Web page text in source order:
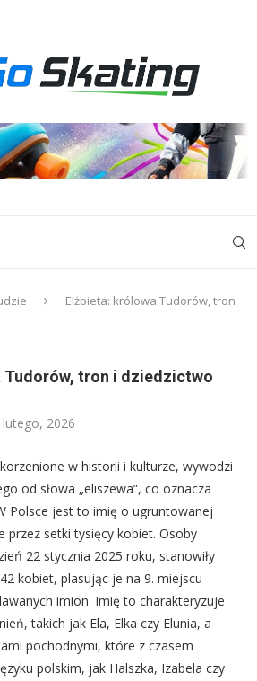
Elżbieta: królowa Tudorów, tron
Tudorów, tron i dziedzictwo
lutego, 2026
w historii i kulturze, wywodzi
od słowa „eliszewa”, co oznacza
Polsce jest to imię o ugruntowanej
przez setki tysięcy kobiet. Osoby
22 stycznia 2025 roku, stanowiły
kobiet, plasując je na 9. miejscu
imion. Imię to charakteryzuje
takich jak Ela, Elka czy Elunia, a
pochodnymi, które z czasem
polskim, jak Halszka, Izabela czy